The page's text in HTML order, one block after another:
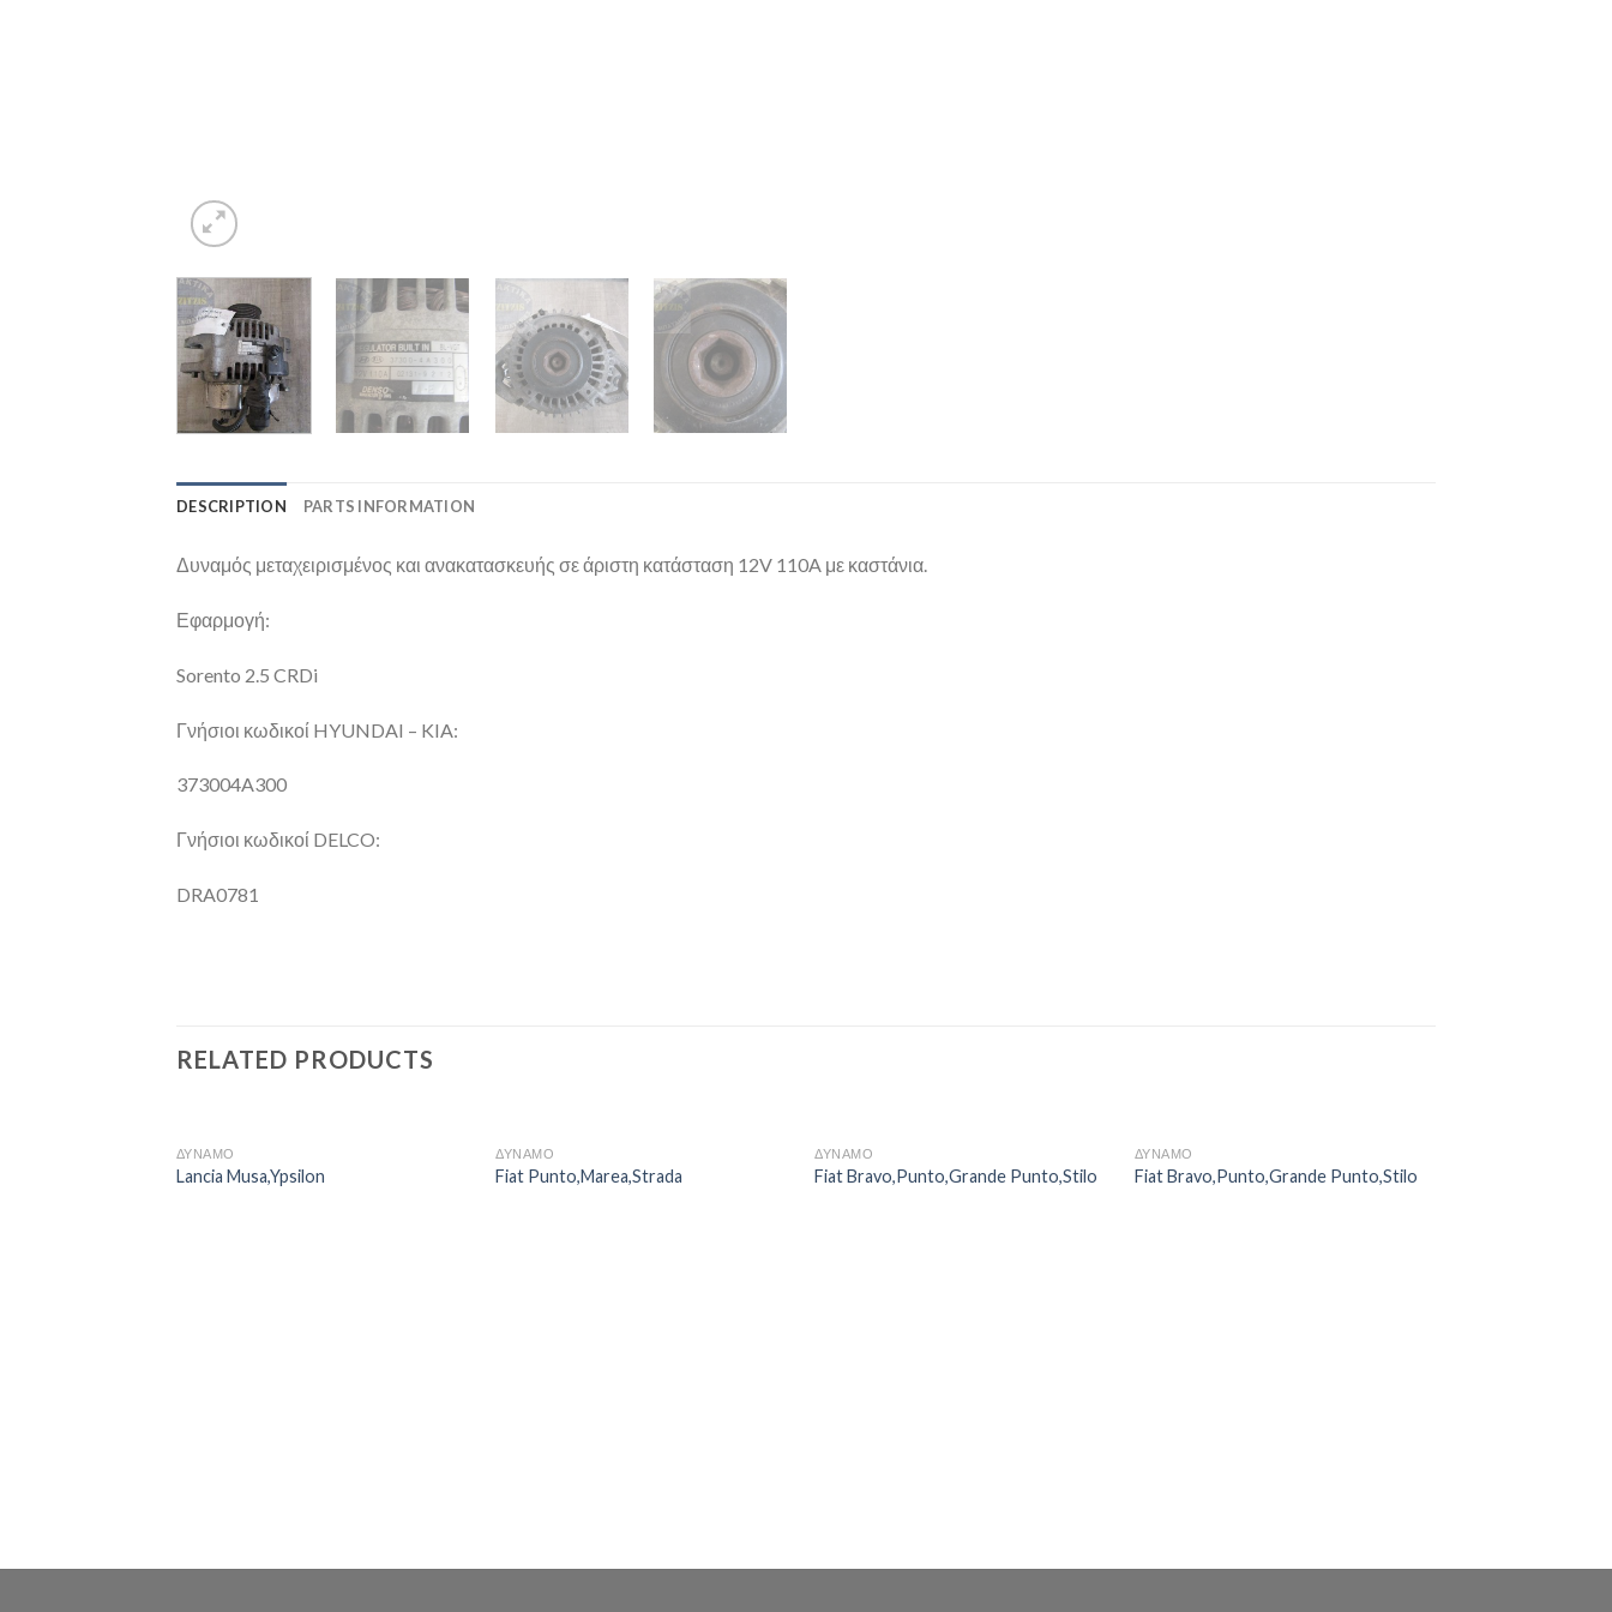
DESCRIPTION PARTS INFORMATION
Δυναμός μεταχειρισμένος και ανακατασκευής σε άριστη κατάσταση 12V 110A με καστάνια.
Εφαρμογή:
Sorento 2.5 CRDi
Γνήσιοι κωδικοί HYUNDAI – KIA:
373004A300
Γνήσιοι κωδικοί DELCO:
DRA0781
RELATED PRODUCTS
ΔΥΝΑΜΟ
Lancia Musa,Ypsilon
ΔΥΝΑΜΟ
Fiat Punto,Marea,Strada
ΔΥΝΑΜΟ
Fiat Bravo,Punto,Grande Punto,Stilo
ΔΥΝΑΜΟ
Fiat Bravo,Punto,Grande Punto,Stilo